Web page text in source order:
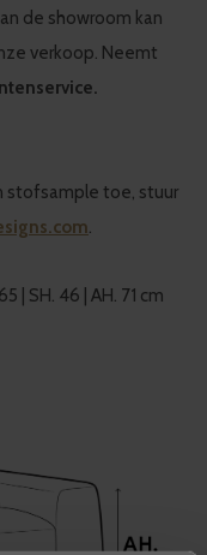
de showroom kan
verkoop. Neemt
stofsample toe, stuur
.
| SH. 46 | AH. 71 cm